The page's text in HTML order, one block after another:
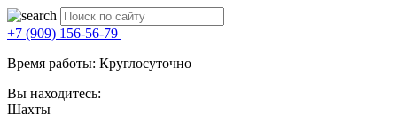
+7 (909) 156-56-79
Время работы: Круглосуточно
Вы находитесь:
Шахты